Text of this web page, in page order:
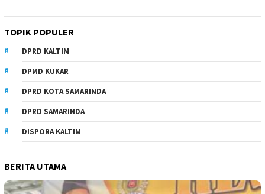
TOPIK POPULER
DPRD KALTIM
DPMD KUKAR
DPRD KOTA SAMARINDA
DPRD SAMARINDA
DISPORA KALTIM
BERITA UTAMA